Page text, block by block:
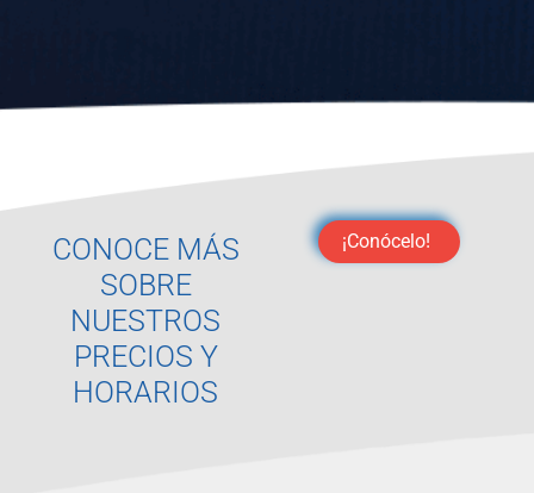
CONOCE MÁS
SOBRE
NUESTROS
PRECIOS Y
HORARIOS
¡Conócelo!